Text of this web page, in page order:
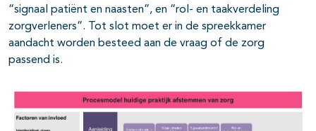
“signaal patiënt en naasten”, en “rol- en taakverdeling
zorgverleners”. Tot slot moet er in de spreekkamer
aandacht worden besteed aan de vraag of de zorg
passend is.